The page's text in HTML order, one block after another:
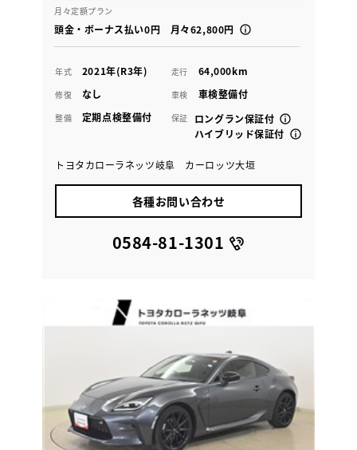
月々定額プラン
頭金・ボーナス払い0円 月々62,800円
年式 2021年(R3年) 走行 64,000km
修復 なし 車検 車検整備付
整備 定期点検整備付 保証
ロングラン保証付
ハイブリッド保証付
トヨタカローラネッツ岐阜 カーロッツ大垣
各種お問い合わせ
0584-81-1301